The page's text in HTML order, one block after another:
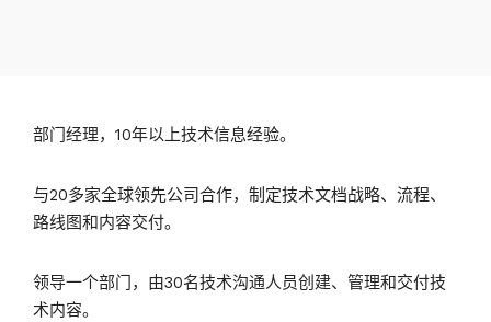
部门经理，10年以上技术信息经验。
与20多家全球领先公司合作，制定技术文档战略、流程、
路线图和内容交付。
领导一个部门，由30名技术沟通人员创建、管理和交付技
术内容。